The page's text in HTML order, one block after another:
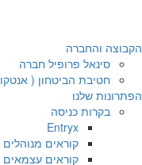
הקבוצה והחברה
סינאל פרופיל חברה
חטיבת הביטחון (
הפתרונות שלנו
בקרות כניסה
Entryx
קוראים מנוהלים
קוראים עצמאים